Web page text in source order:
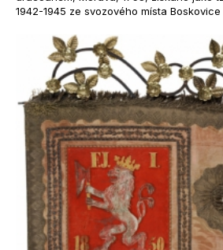
1942-1945 ze svozového místa Boskovice